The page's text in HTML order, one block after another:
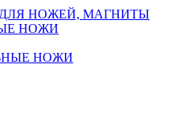
НОЖЕЙ, МАГНИТЫ
НОЖИ
НОЖИ